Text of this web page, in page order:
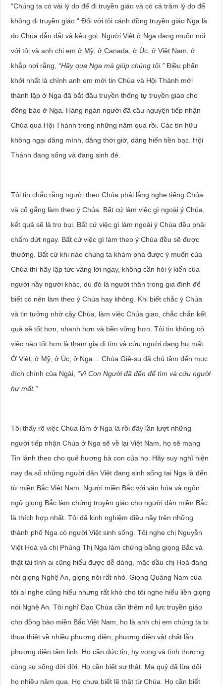
“Chúng ta có vài lý do để đi truyền giáo và có cả trăm lý do để
không đi truyền giáo.” Đối với tôi cánh đồng truyền giáo Nga là
do Chúa dẫn dắt và kêu gọi. Người Việt ở Nga đang muốn nói
với tôi và anh chị em ở Mỹ, ở Canada, ở Úc, ở Việt Nam, ở
khắp nơi rằng, “Hãy qua Nga mà giúp chúng tôi.” Điều phấn
khởi nhất là chính anh em mới tin Chúa và Hội Thánh mới
thành lập ở Nga đã bắt đầu truyền thống tự truyền giáo cho
đồng bào ở Nga. Hàng ngàn người đã cầu nguyện tiếp nhận
Chúa qua Hội Thánh trong những năm qua rồi. Các tín hữu
không ngại dâng mình, dâng thời giờ, dâng hiến tiền bạc. Hội
Thánh đang sống và đang sinh đẻ.
Tôi tin chắc rằng người theo Chúa phải lắng nghe tiếng Chúa
và cố gắng làm theo ý Chúa. Bất cứ làm việc gì ngoài ý Chúa,
kết quả sẽ là tro bụi. Bất cứ việc gì làm ngoài ý Chúa đều phải
chấm dứt ngay. Bất cứ việc gì làm theo ý Chúa đều sẽ được
thưởng. Bất cứ khi nào chúng ta khám phá được ý muốn của
Chúa thì hãy lập tức vâng lời ngay, không cần hỏi ý kiến của
người nầy người khác, dù đó là người thân trong gia đình để
biết có nên làm theo ý Chúa hay không. Khi biết chắc ý Chúa
và tin tưởng nhờ cậy Chúa, làm việc Chúa giao, chắc chắn kết
quả sẽ tốt hơn, nhanh hơn và bền vững hơn. Tôi tin không có
việc nào tốt hơn là tham gia đi tìm và cứu người đang hư mất.
Ở Việt, ở Mỹ, ở Úc, ở Nga… Chúa Giê-su đã chú tâm đến mục
đích chính của Ngài, “Vì Con Người đã đến để tìm và cứu người
hư mất.”
Tôi thấy rõ việc Chúa làm ở Nga là rồi đây lần lượt những
người tiếp nhận Chúa ở Nga sẽ về lại Việt Nam, họ sẽ mang
Tin lành theo cho quê hương bà con của họ. Hãy suy nghĩ hiện
nay đa số những người dân Việt đang sinh sống tại Nga là đến
từ miền Bắc Việt Nam. Người miền Bắc với văn hóa và ngôn
ngữ giọng Bắc làm chứng truyền giáo cho người dân miền Bắc
là thích hợp nhất. Tôi đã kinh nghiệm điều nầy trên những
thành phố Nga có người Việt sinh sống. Tôi nghe chị Nguyễn
Việt Hoà và chị Phùng Thị Nga làm chứng bằng giọng Bắc và
thật tài tình ai cũng hiểu được dễ dàng, mặc dầu chị Hoà đang
nói giọng Nghệ An, giọng nói rất nhỏ. Giọng Quảng Nam của
tôi ai nghe cũng hiểu nhưng rất khó cho tôi nghe hiểu liền giọng
nói Nghệ An. Tôi nghĩ Đạo Chúa cần thêm nổ lực truyền giáo
cho đồng bào miền Bắc Việt Nam, họ là anh chị em chúng ta bị
thua thiệt về nhiều phương diện, phương diện vật chất lẫn
phương diện tâm linh. Họ cần đức tin, hy vọng và tình thương
cùng sự sống đời đời. Họ cần biết sự thật. Ma quỷ đã lừa dối
họ nhiều năm qua. Họ chưa biết lẽ thật từ Chúa. Họ cần biết